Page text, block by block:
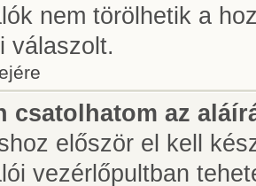
nem törölhetik a
válaszolt.
csatolhatom az
először el kell
vezérlőpultban